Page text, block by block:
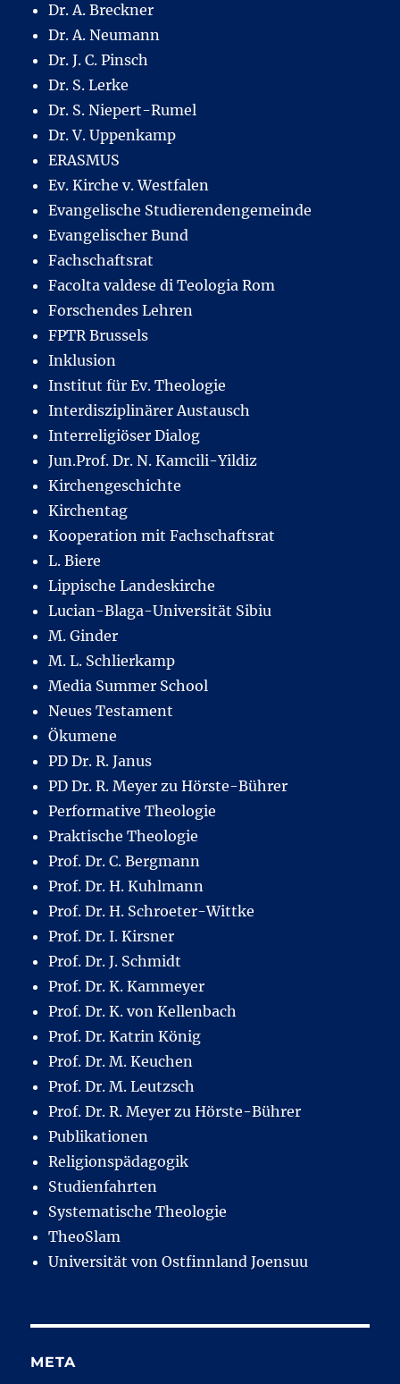
Dr. A. Breckner
Dr. A. Neumann
Dr. J. C. Pinsch
Dr. S. Lerke
Dr. S. Niepert-Rumel
Dr. V. Uppenkamp
ERASMUS
Ev. Kirche v. Westfalen
Evangelische Studierendengemeinde
Evangelischer Bund
Fachschaftsrat
Facolta valdese di Teologia Rom
Forschendes Lehren
FPTR Brussels
Inklusion
Institut für Ev. Theologie
Interdisziplinärer Austausch
Interreligiöser Dialog
Jun.Prof. Dr. N. Kamcili-Yildiz
Kirchengeschichte
Kirchentag
Kooperation mit Fachschaftsrat
L. Biere
Lippische Landeskirche
Lucian-Blaga-Universität Sibiu
M. Ginder
M. L. Schlierkamp
Media Summer School
Neues Testament
Ökumene
PD Dr. R. Janus
PD Dr. R. Meyer zu Hörste-Bührer
Performative Theologie
Praktische Theologie
Prof. Dr. C. Bergmann
Prof. Dr. H. Kuhlmann
Prof. Dr. H. Schroeter-Wittke
Prof. Dr. I. Kirsner
Prof. Dr. J. Schmidt
Prof. Dr. K. Kammeyer
Prof. Dr. K. von Kellenbach
Prof. Dr. Katrin König
Prof. Dr. M. Keuchen
Prof. Dr. M. Leutzsch
Prof. Dr. R. Meyer zu Hörste-Bührer
Publikationen
Religionspädagogik
Studienfahrten
Systematische Theologie
TheoSlam
Universität von Ostfinnland Joensuu
META